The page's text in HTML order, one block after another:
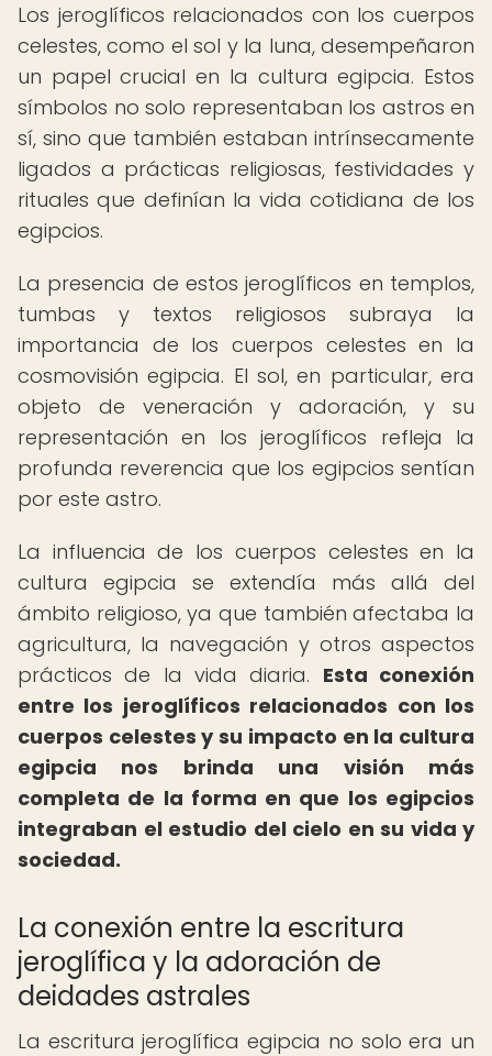
Los jeroglíficos relacionados con los cuerpos
celestes, como el sol y la luna, desempeñaron
un papel crucial en la cultura egipcia. Estos
símbolos no solo representaban los astros en
sí, sino que también estaban intrínsecamente
ligados a prácticas religiosas, festividades y
rituales que definían la vida cotidiana de los
egipcios.
La presencia de estos jeroglíficos en templos,
tumbas y textos religiosos subraya la
importancia de los cuerpos celestes en la
cosmovisión egipcia. El sol, en particular, era
objeto de veneración y adoración, y su
representación en los jeroglíficos refleja la
profunda reverencia que los egipcios sentían
por este astro.
La influencia de los cuerpos celestes en la
cultura egipcia se extendía más allá del
ámbito religioso, ya que también afectaba la
agricultura, la navegación y otros aspectos
prácticos de la vida diaria. Esta conexión
entre los jeroglíficos relacionados con los
cuerpos celestes y su impacto en la cultura
egipcia nos brinda una visión más
completa de la forma en que los egipcios
integraban el estudio del cielo en su vida y
sociedad.
La conexión entre la escritura
jeroglífica y la adoración de
deidades astrales
La escritura jeroglífica egipcia no solo era un